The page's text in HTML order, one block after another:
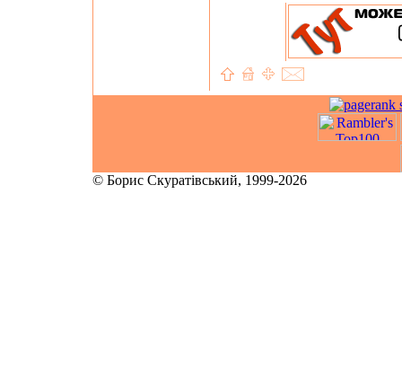
© Борис Скуратівський, 1999-2026